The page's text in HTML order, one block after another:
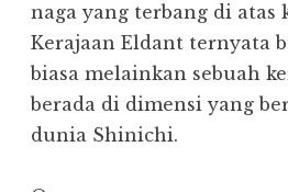
naga yang terbang di atas
Kerajaan Eldant ternyata
biasa melainkan sebuah
berada di dimensi yang
dunia Shinichi.